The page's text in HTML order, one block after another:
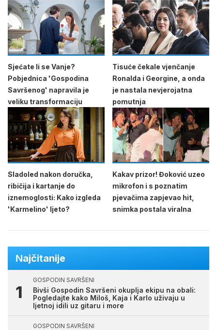
Sjećate li se Vanje?
Pobjednica 'Gospodina
Savršenog' napravila je
veliku transformaciju
Tisuće čekale vjenčanje
Ronalda i Georgine, a onda
je nastala nevjerojatna
pomutnja
Sladoled nakon doručka,
ribičija i kartanje do
iznemoglosti: Kako izgleda
'Karmelino' ljeto?
Kakav prizor! Đoković uzeo
mikrofon i s poznatim
pjevačima zapjevao hit,
snimka postala viralna
Najčitanije
GOSPODIN SAVRŠENI
Bivši Gospodin Savršeni okuplja ekipu na obali:
Pogledajte kako Miloš, Kaja i Karlo uživaju u
ljetnoj idili uz gitaru i more
GOSPODIN SAVRŠENI